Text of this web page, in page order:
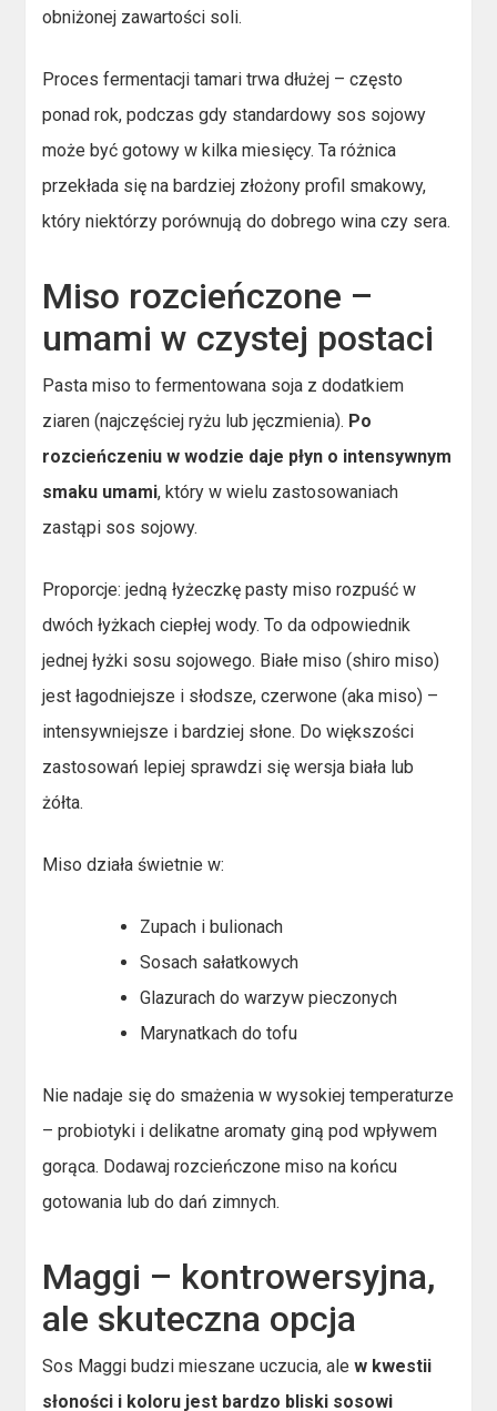
obniżonej zawartości soli.
Proces fermentacji tamari trwa dłużej – często
ponad rok, podczas gdy standardowy sos sojowy
może być gotowy w kilka miesięcy. Ta różnica
przekłada się na bardziej złożony profil smakowy,
który niektórzy porównują do dobrego wina czy sera.
Miso rozcieńczone –
umami w czystej postaci
Pasta miso to fermentowana soja z dodatkiem
ziaren (najczęściej ryżu lub jęczmienia). Po
rozcieńczeniu w wodzie daje płyn o intensywnym
smaku umami, który w wielu zastosowaniach
zastąpi sos sojowy.
Proporcje: jedną łyżeczkę pasty miso rozpuść w
dwóch łyżkach ciepłej wody. To da odpowiednik
jednej łyżki sosu sojowego. Białe miso (shiro miso)
jest łagodniejsze i słodsze, czerwone (aka miso) –
intensywniejsze i bardziej słone. Do większości
zastosowań lepiej sprawdzi się wersja biała lub
żółta.
Miso działa świetnie w:
Zupach i bulionach
Sosach sałatkowych
Glazurach do warzyw pieczonych
Marynatkach do tofu
Nie nadaje się do smażenia w wysokiej temperaturze
– probiotyki i delikatne aromaty giną pod wpływem
gorąca. Dodawaj rozcieńczone miso na końcu
gotowania lub do dań zimnych.
Maggi – kontrowersyjna,
ale skuteczna opcja
Sos Maggi budzi mieszane uczucia, alew kwestii
słoności i koloru jest bardzo bliski sosowi